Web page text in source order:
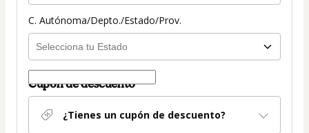
C. Autónoma/Depto./Estado/Prov.
Cupón de descuento
¿Tienes un cupón de descuento?